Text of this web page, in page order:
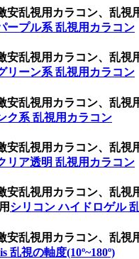
乱視用カラコン、乱
ープル系 乱視用カラコン
乱視用カラコン、乱
リーン系 乱視用カラコン
乱視用カラコン、乱
ク系 乱視用カラコン
乱視用カラコン、乱
リア透明 乱視用カラコン
乱視用カラコン、乱
シリコン ハイドロゲル
乱視用カラコン、乱
乱視の軸度(10º~180º)